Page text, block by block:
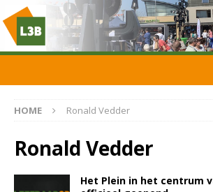
HOME Ronald Vedder
Ronald Vedder
Het Plein in het centrum